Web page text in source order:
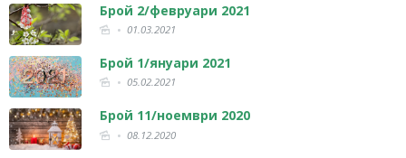
Брой 2/февруари 2021
01.03.2021
Брой 1/януари 2021
05.02.2021
Брой 11/ноември 2020
08.12.2020